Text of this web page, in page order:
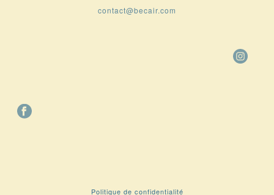
contact@becair.com
Politique de confidentialité